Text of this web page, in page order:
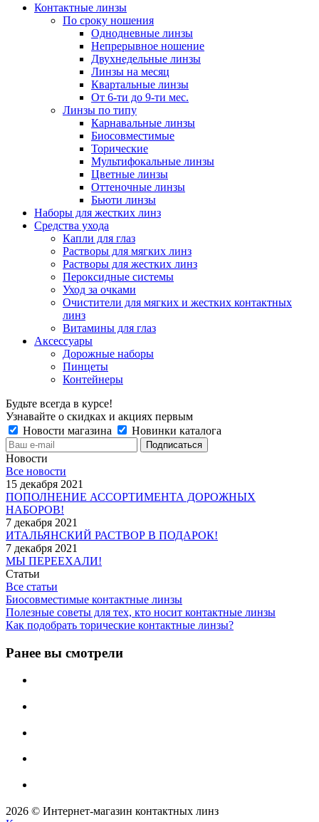
Контактные линзы
По сроку ношения
Однодневные линзы
Непрерывное ношение
Двухнедельные линзы
Линзы на месяц
Квартальные линзы
От 6-ти до 9-ти мес.
Линзы по типу
Карнавальные линзы
Биосовместимые
Торические
Мультифокальные линзы
Цветные линзы
Оттеночные линзы
Бьюти линзы
Наборы для жестких линз
Средства ухода
Капли для глаз
Растворы для мягких линз
Растворы для жестких линз
Пероксидные системы
Уход за очками
Очистители для мягких и жестких контактных
линз
Витамины для глаз
Аксессуары
Дорожные наборы
Пинцеты
Контейнеры
Будьте всегда в курсе!
Узнавайте о скидках и акциях первым
Новости магазина
Новинки каталога
Новости
Все новости
15 декабря 2021
ПОПОЛНЕНИЕ АССОРТИМЕНТА ДОРОЖНЫХ
НАБОРОВ!
7 декабря 2021
ИТАЛЬЯНСКИЙ РАСТВОР В ПОДАРОК!
7 декабря 2021
МЫ ПЕРЕЕХАЛИ!
Статьи
Все статьи
Биосовместимые контактные линзы
Полезные советы для тех, кто носит контактные линзы
Как подобрать торические контактные линзы?
Ранее вы смотрели
2026 © Интернет-магазин контактных линз